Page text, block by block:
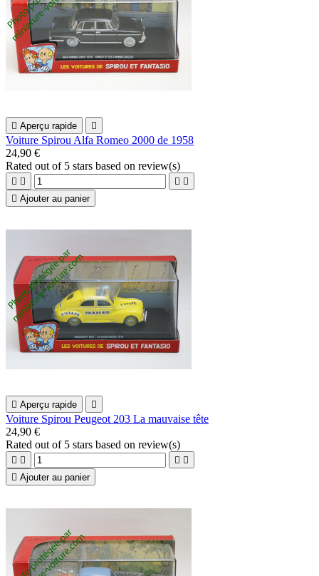
 Aperçu rapide 
Voiture Spirou Alfa Romeo 2000 de 1958
24,90 €
Rated out of 5 stars based on review(s)
   
 Ajouter au panier
 Aperçu rapide 
Voiture Spirou Peugeot 203 La mauvaise tête
24,90 €
Rated out of 5 stars based on review(s)
   
 Ajouter au panier